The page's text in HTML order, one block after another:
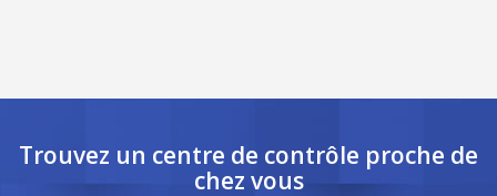
Trouvez un centre de contrôle proche de
chez vous